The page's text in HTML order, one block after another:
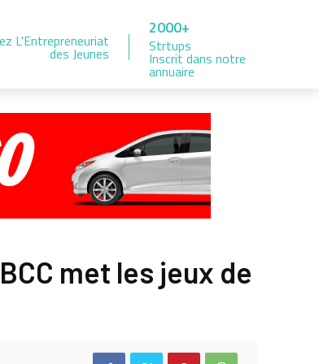
L'Entrepreneuriat
des Jeunes
2000+
Strtups
Inscrit dans notre
annuaire
met les jeux de